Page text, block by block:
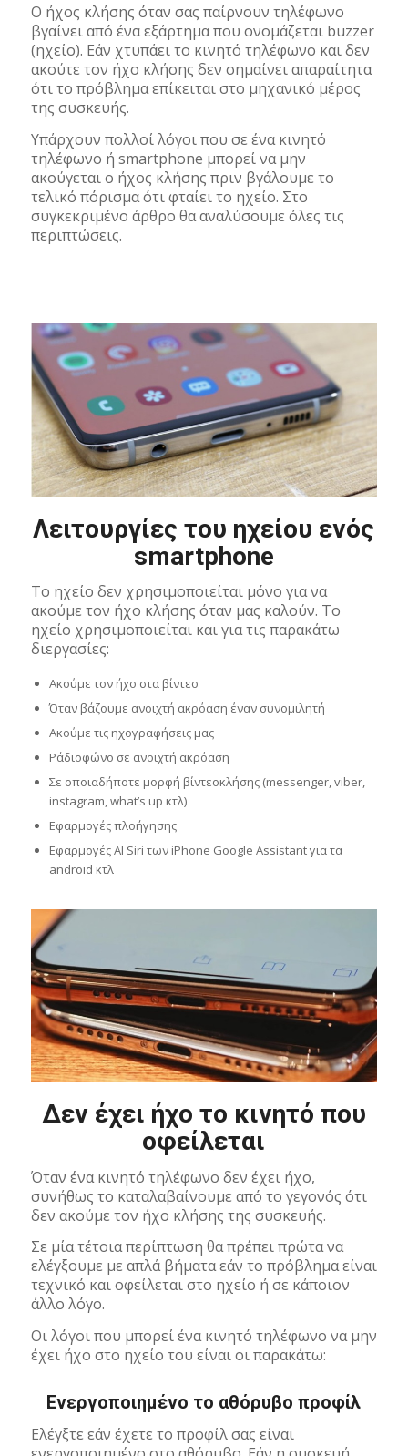
Ο ήχος κλήσης όταν σας παίρνουν τηλέφωνο
βγαίνει από ένα εξάρτημα που ονομάζεται buzzer
(ηχείο). Εάν χτυπάει το κινητό τηλέφωνο και δεν
ακούτε τον ήχο κλήσης δεν σημαίνει απαραίτητα
ότι το πρόβλημα επίκειται στο μηχανικό μέρος
της συσκευής.
Υπάρχουν πολλοί λόγοι που σε ένα κινητό
τηλέφωνο ή smartphone μπορεί να μην
ακούγεται ο ήχος κλήσης πριν βγάλουμε το
τελικό πόρισμα ότι φταίει το ηχείο. Στο
συγκεκριμένο άρθρο θα αναλύσουμε όλες τις
περιπτώσεις.
Λειτουργίες του ηχείου ενός
smartphone
Το ηχείο δεν χρησιμοποιείται μόνο για να
ακούμε τον ήχο κλήσης όταν μας καλούν. Το
ηχείο χρησιμοποιείται και για τις παρακάτω
διεργασίες:
Ακούμε τον ήχο στα βίντεο
Όταν βάζουμε ανοιχτή ακρόαση έναν συνομιλητή
Ακούμε τις ηχογραφήσεις μας
Ράδιοφώνο σε ανοιχτή ακρόαση
Σε οποιαδήποτε μορφή βίντεοκλήσης (messenger, viber,
instagram, what’s up κτλ)
Εφαρμογές πλοήγησης
Εφαρμογές AI Siri των iPhone Google Assistant για τα
android κτλ
Δεν έχει ήχο το κινητό που
οφείλεται
Όταν ένα κινητό τηλέφωνο δεν έχει ήχο,
συνήθως το καταλαβαίνουμε από το γεγονός ότι
δεν ακούμε τον ήχο κλήσης της συσκευής.
Σε μία τέτοια περίπτωση θα πρέπει πρώτα να
ελέγξουμε με απλά βήματα εάν το πρόβλημα είναι
τεχνικό και οφείλεται στο ηχείο ή σε κάποιον
άλλο λόγο.
Οι λόγοι που μπορεί ένα κινητό τηλέφωνο να μην
έχει ήχο στο ηχείο του είναι οι παρακάτω:
Ενεργοποιημένο το αθόρυβο προφίλ
Ελέγξτε εάν έχετε το προφίλ σας είναι